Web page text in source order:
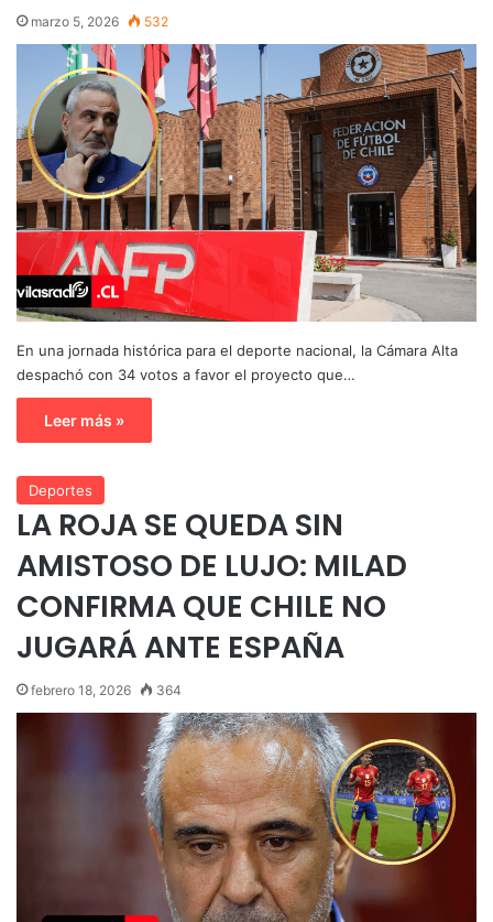
marzo 5, 2026 532
En una jornada histórica para el deporte nacional, la Cámara Alta
despachó con 34 votos a favor el proyecto que…
Leer más »
Deportes
LA ROJA SE QUEDA SIN
AMISTOSO DE LUJO: MILAD
CONFIRMA QUE CHILE NO
JUGARÁ ANTE ESPAÑA
febrero 18, 2026 364